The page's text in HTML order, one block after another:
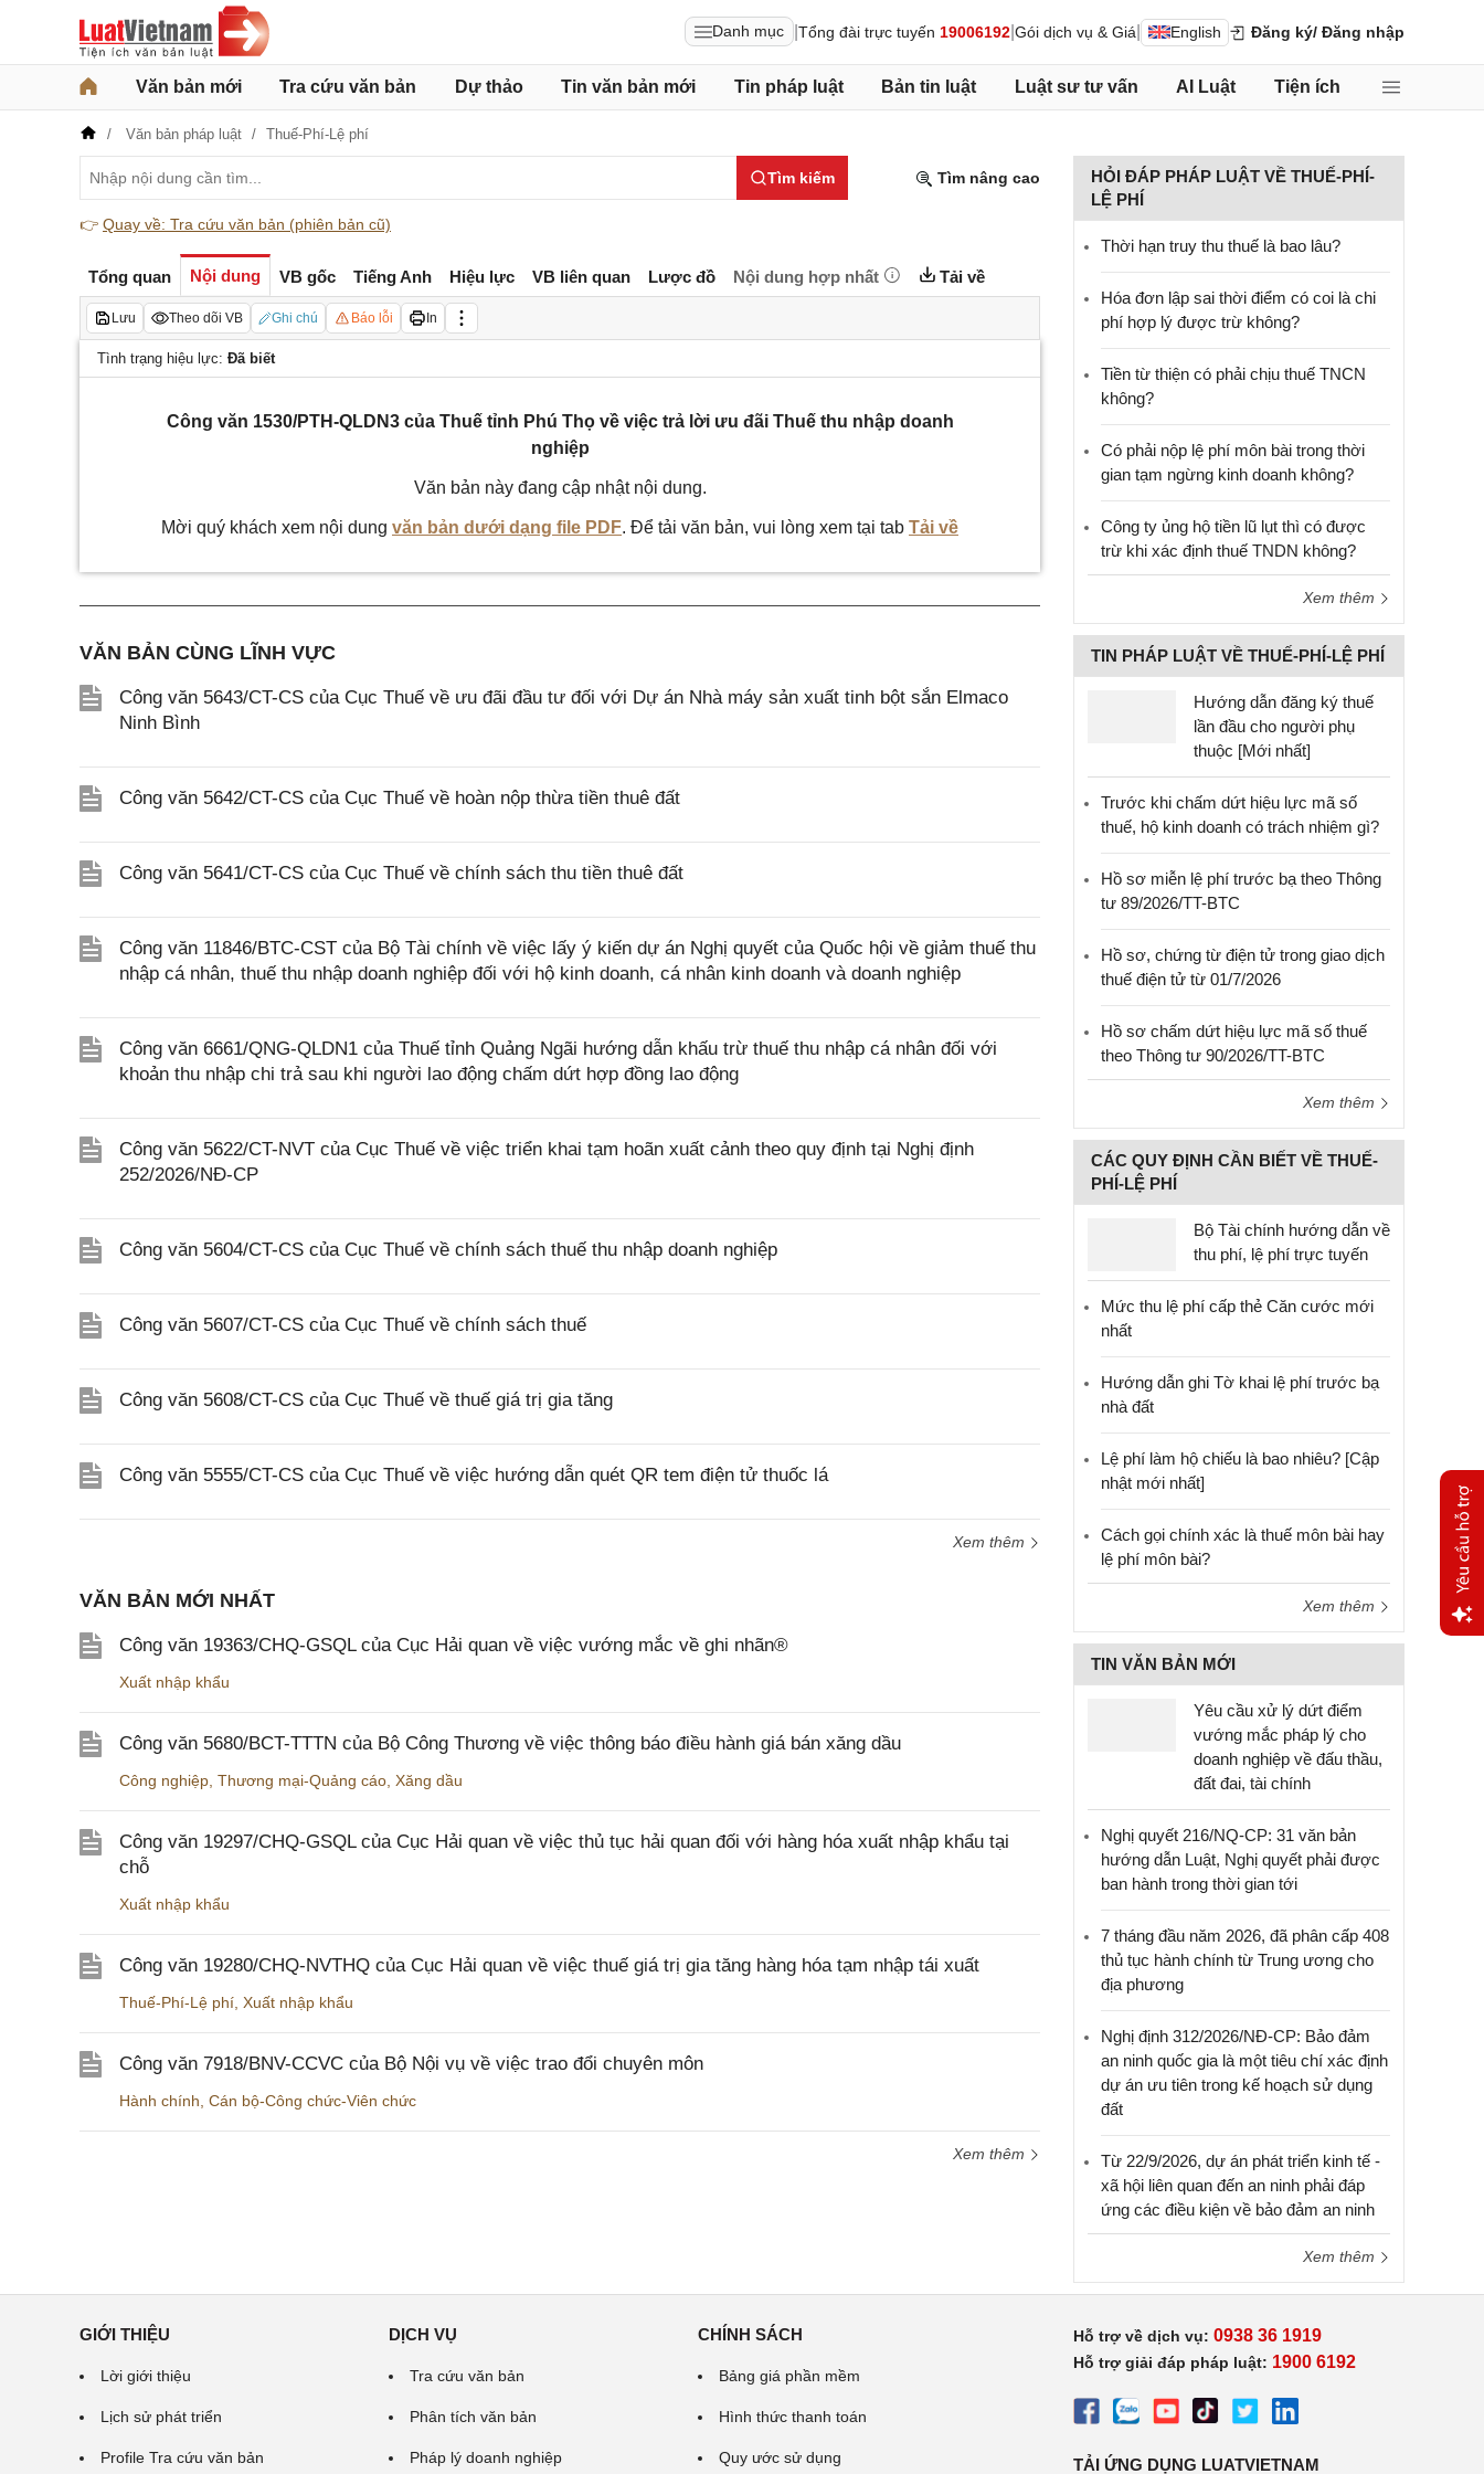
Danh mục Tổng đài trực tuyến 19006192 Gói dịch vụ & Giá English Đăng ký/ Đăng nhập
Văn bản mới Tra cứu văn bản Dự thảo Tin văn bản mới Tin pháp luật Bản tin luật Luật sư tư vấn AI Luật Tiện ích
Văn bản pháp luật Thuế-Phí-Lệ phí
Tìm kiếm Tìm nâng cao
👉 Quay về: Tra cứu văn bản (phiên bản cũ)
Tổng quan Nội dung VB gốc Tiếng Anh Hiệu lực VB liên quan Lược đồ Nội dung hợp nhất Tải về
Lưu Theo dõi VB Ghi chú Báo lỗi In
Tình trạng hiệu lực: Đã biết
Công văn 1530/PTH-QLDN3 của Thuế tỉnh Phú Thọ về việc trả lời ưu đãi Thuế thu nhập doanh
nghiệp
Văn bản này đang cập nhật nội dung.
Mời quý khách xem nội dung văn bản dưới dạng file PDF. Để tải văn bản, vui lòng xem tại tab Tải về
VĂN BẢN CÙNG LĨNH VỰC
Công văn 5643/CT-CS của Cục Thuế về ưu đãi đầu tư đối với Dự án Nhà máy sản xuất tinh bột sắn Elmaco
Ninh Bình
Công văn 5642/CT-CS của Cục Thuế về hoàn nộp thừa tiền thuê đất
Công văn 5641/CT-CS của Cục Thuế về chính sách thu tiền thuê đất
Công văn 11846/BTC-CST của Bộ Tài chính về việc lấy ý kiến dự án Nghị quyết của Quốc hội về giảm thuế thu
nhập cá nhân, thuế thu nhập doanh nghiệp đối với hộ kinh doanh, cá nhân kinh doanh và doanh nghiệp
Công văn 6661/QNG-QLDN1 của Thuế tỉnh Quảng Ngãi hướng dẫn khấu trừ thuế thu nhập cá nhân đối với
khoản thu nhập chi trả sau khi người lao động chấm dứt hợp đồng lao động
Công văn 5622/CT-NVT của Cục Thuế về việc triển khai tạm hoãn xuất cảnh theo quy định tại Nghị định
252/2026/NĐ-CP
Công văn 5604/CT-CS của Cục Thuế về chính sách thuế thu nhập doanh nghiệp
Công văn 5607/CT-CS của Cục Thuế về chính sách thuế
Công văn 5608/CT-CS của Cục Thuế về thuế giá trị gia tăng
Công văn 5555/CT-CS của Cục Thuế về việc hướng dẫn quét QR tem điện tử thuốc lá
Xem thêm
VĂN BẢN MỚI NHẤT
Công văn 19363/CHQ-GSQL của Cục Hải quan về việc vướng mắc về ghi nhãn®
Xuất nhập khẩu
Công văn 5680/BCT-TTTN của Bộ Công Thương về việc thông báo điều hành giá bán xăng dầu
Công nghiệp Thương mại-Quảng cáo Xăng dầu
Công văn 19297/CHQ-GSQL của Cục Hải quan về việc thủ tục hải quan đối với hàng hóa xuất nhập khẩu tại
chỗ
Xuất nhập khẩu
Công văn 19280/CHQ-NVTHQ của Cục Hải quan về việc thuế giá trị gia tăng hàng hóa tạm nhập tái xuất
Thuế-Phí-Lệ phí Xuất nhập khẩu
Công văn 7918/BNV-CCVC của Bộ Nội vụ về việc trao đổi chuyên môn
Hành chính Cán bộ-Công chức-Viên chức
Xem thêm
HỎI ĐÁP PHÁP LUẬT VỀ THUẾ-PHÍ-
LỆ PHÍ
Thời hạn truy thu thuế là bao lâu?
Hóa đơn lập sai thời điểm có coi là chi
phí hợp lý được trừ không?
Tiền từ thiện có phải chịu thuế TNCN
không?
Có phải nộp lệ phí môn bài trong thời
gian tạm ngừng kinh doanh không?
Công ty ủng hộ tiền lũ lụt thì có được
trừ khi xác định thuế TNDN không?
Xem thêm
TIN PHÁP LUẬT VỀ THUẾ-PHÍ-LỆ PHÍ
Hướng dẫn đăng ký thuế
lần đầu cho người phụ
thuộc [Mới nhất]
Trước khi chấm dứt hiệu lực mã số
thuế, hộ kinh doanh có trách nhiệm gì?
Hồ sơ miễn lệ phí trước bạ theo Thông
tư 89/2026/TT-BTC
Hồ sơ, chứng từ điện tử trong giao dịch
thuế điện tử từ 01/7/2026
Hồ sơ chấm dứt hiệu lực mã số thuế
theo Thông tư 90/2026/TT-BTC
Xem thêm
CÁC QUY ĐỊNH CẦN BIẾT VỀ THUẾ-
PHÍ-LỆ PHÍ
Bộ Tài chính hướng dẫn về
thu phí, lệ phí trực tuyến
Mức thu lệ phí cấp thẻ Căn cước mới
nhất
Hướng dẫn ghi Tờ khai lệ phí trước bạ
nhà đất
Lệ phí làm hộ chiếu là bao nhiêu? [Cập
nhật mới nhất]
Cách gọi chính xác là thuế môn bài hay
lệ phí môn bài?
Xem thêm
TIN VĂN BẢN MỚI
Yêu cầu xử lý dứt điểm
vướng mắc pháp lý cho
doanh nghiệp về đấu thầu,
đất đai, tài chính
Nghị quyết 216/NQ-CP: 31 văn bản
hướng dẫn Luật, Nghị quyết phải được
ban hành trong thời gian tới
7 tháng đầu năm 2026, đã phân cấp 408
thủ tục hành chính từ Trung ương cho
địa phương
Nghị định 312/2026/NĐ-CP: Bảo đảm
an ninh quốc gia là một tiêu chí xác định
dự án ưu tiên trong kế hoạch sử dụng
đất
Từ 22/9/2026, dự án phát triển kinh tế -
xã hội liên quan đến an ninh phải đáp
ứng các điều kiện về bảo đảm an ninh
Xem thêm
GIỚI THIỆU
Lời giới thiệu
Lịch sử phát triển
Profile Tra cứu văn bản
DỊCH VỤ
Tra cứu văn bản
Phân tích văn bản
Pháp lý doanh nghiệp
CHÍNH SÁCH
Bảng giá phần mềm
Hình thức thanh toán
Quy ước sử dụng
Hỗ trợ về dịch vụ: 0938 36 1919
Hỗ trợ giải đáp pháp luật: 1900 6192
TẢI ỨNG DỤNG LUATVIETNAM